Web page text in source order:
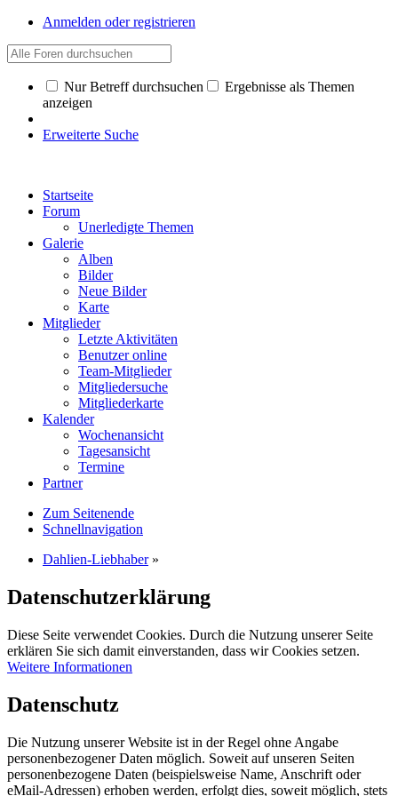
Anmelden oder registrieren
Nur Betreff durchsuchen
Ergebnisse als Themen
anzeigen
Erweiterte Suche
Startseite
Forum
Unerledigte Themen
Galerie
Alben
Bilder
Neue Bilder
Karte
Mitglieder
Letzte Aktivitäten
Benutzer online
Team-Mitglieder
Mitgliedersuche
Mitgliederkarte
Kalender
Wochenansicht
Tagesansicht
Termine
Partner
Zum Seitenende
Schnellnavigation
Dahlien-Liebhaber »
Datenschutzerklärung
Diese Seite verwendet Cookies. Durch die Nutzung unserer Seite
erklären Sie sich damit einverstanden, dass wir Cookies setzen.
Weitere Informationen
Datenschutz
Die Nutzung unserer Website ist in der Regel ohne Angabe
personenbezogener Daten möglich. Soweit auf unseren Seiten
personenbezogene Daten (beispielsweise Name, Anschrift oder
eMail-Adressen) erhoben werden, erfolgt dies, soweit möglich, stets